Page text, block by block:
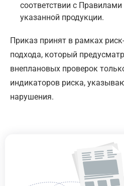
соответствии с
указанной продукции.
Приказ принят в рамках
подхода, который
внеплановых проверок
индикаторов риска,
нарушения.